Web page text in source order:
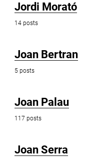
Jordi Morató
14 posts
Joan Bertran
5 posts
Joan Palau
117 posts
Joan Serra